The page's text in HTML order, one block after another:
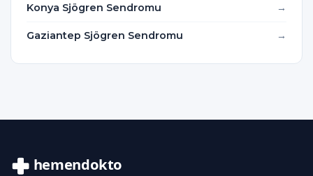
Konya Sjögren Sendromu
Gaziantep Sjögren Sendromu